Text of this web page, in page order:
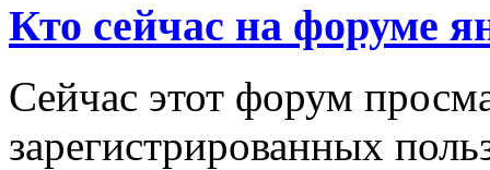
Кто сейчас на форуме
Сейчас этот форум
зарегистрированных